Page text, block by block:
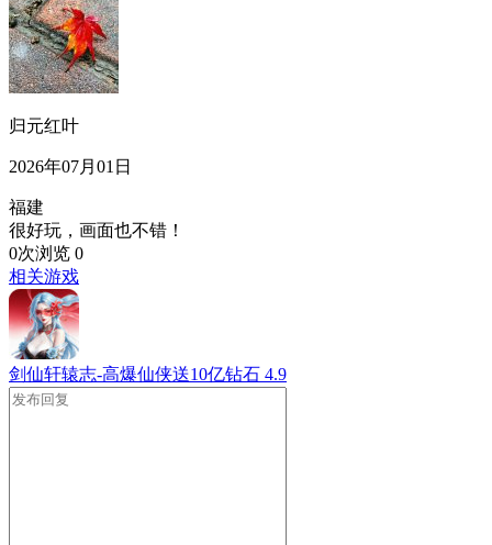
归元红叶
2026年07月01日
福建
很好玩，画面也不错！
0次浏览 0
相关游戏
剑仙轩辕志-高爆仙侠送10亿钻石 4.9